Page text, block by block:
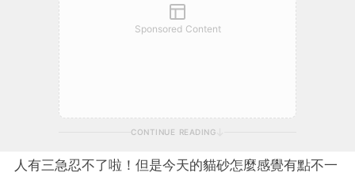
Sponsored Content
CONTINUE READING
人有三急忍不了啦！但是今天的貓砂怎麼感覺有點不一